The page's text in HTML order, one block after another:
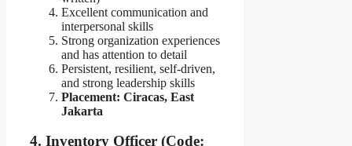
Excellent communication and
interpersonal skills
Strong organization experiences
and has attention to detail
Persistent, resilient, self-driven,
and strong leadership skills
Placement: Ciracas, East
Jakarta
4. Inventory Officer (Code: